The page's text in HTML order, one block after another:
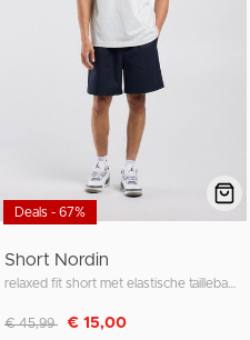
Deals - 67%
Short Nordin
Afgeprijsd van
€ 45,99 naar
€ 15,00